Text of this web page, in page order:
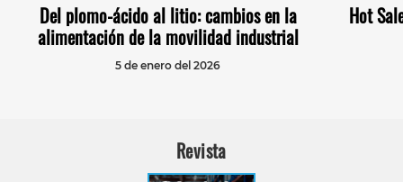
Del plomo-ácido al litio: cambios en la
alimentación de la movilidad industrial
5 de enero del 2026
Hot
Revista